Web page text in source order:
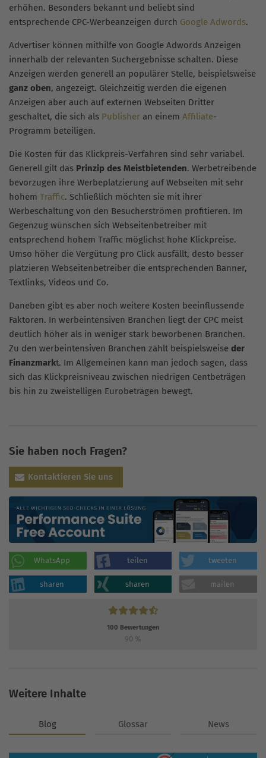
erhöhen. Besonders bekannt und beliebt sind
entsprechende CPC-Werbeanzeigen durch Google Adwords.
Advertiser können mithilfe von Google Adwords Anzeigen
innerhalb der relevanten Suchergebnisse schalten. Diese
Anzeigen werden generell an populärer Stelle, beispielsweise
ganz oben, angezeigt. Gleichzeitig werden die eigenen
Anzeigen aber auch auf externen Webseiten Dritter
geschaltet, die sich als Publisher an einem Affiliate-
Programm beteiligen.
Die Kosten für das Klickpreis-Verfahren sind sehr variabel.
Generell gilt das Prinzip des Meistbietenden. Werbetreibende
bevorzugen ihre Werbeplatzierung auf Webseiten mit sehr
hohem Traffic. Schließlich möchten sie mit ihrer
Werbeschaltung von den Besucherströmen profitieren. Im
Gegenzug wünschen sich Webseitenbetreiber mit
entsprechend hohem Traffic möglichst hohe Klickpreise.
Umso höher die Vergütung pro Click ausfällt, desto besser
platzieren Webseitenbetreiber die entsprechenden Banner,
Textlinks, Videos und Co.
Daneben gibt es aber noch weitere Kosten beeinflussende
Faktoren. In werbeintensiven Branchen liegt der CPC meist
deutlich höher als in weniger stark beworbenen Branchen.
Zu den werbeintensiven Branchen zählt beispielsweise der
Finanzmarkt. Im Allgemeinen kann man jedoch sagen, dass
sich das Klickpreisniveau zwischen niedrigen Centbeträgen
bis hin zu zweistelligen Eurobeträgen bewegt.
Sie haben noch Fragen?
Kontaktieren Sie uns
WhatsApp teilen tweeten
sharen sharen mailen
100 Bewertungen
90 %
Weitere Inhalte
Blog Glossar News